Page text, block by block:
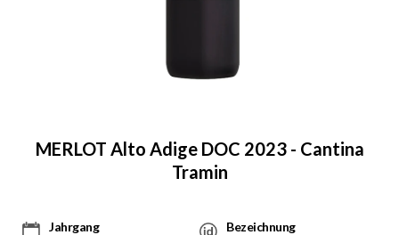
MERLOT Alto Adige DOC 2023 - Cantina
Tramin
Jahrgang
Bezeichnung